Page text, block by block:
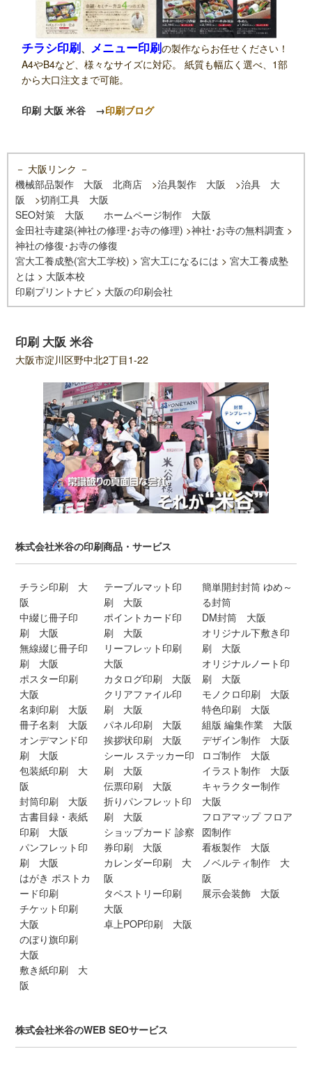
チラシ印刷、 メニュー印刷の製作ならお任せください！
A4やB4など、様々なサイズに対応。 紙質も幅広く選べ、1部
から大口注文まで可能。
印刷 大阪 米谷 →印刷ブログ
－ 大阪リンク －
機械部品製作 大阪 北商店 >治具製作 大阪 >治具 大
阪 >切削工具 大阪
SEO対策 大阪
ホームページ制作 大阪
金田社寺建築(神社の修理･お寺の修理) >神社･お寺の無料調査 >
神社の修復･お寺の修復
宮大工養成塾(宮大工学校) > 宮大工になるには > 宮大工養成塾
とは > 大阪本校
印刷プリントナビ > 大阪の印刷会社
印刷 大阪 米谷
大阪市淀川区野中北2丁目1-22
株式会社米谷の印刷商品・サービス
チラシ印刷 大
阪
中綴じ冊子印
刷 大阪
無線綴じ冊子印
刷 大阪
ポスター印刷
大阪
名刺印刷 大阪
冊子名刺 大阪
オンデマンド印
刷 大阪
包装紙印刷 大
阪
封筒印刷 大阪
古書目録・表紙
印刷 大阪
パンフレット印
刷 大阪
はがき ポストカ
ード印刷
チケット印刷
大阪
のぼり旗印刷
大阪
敷き紙印刷 大
阪
テーブルマット印
刷 大阪
ポイントカード印
刷 大阪
リーフレット印刷
大阪
カタログ印刷 大阪
クリアファイル印
刷 大阪
パネル印刷 大阪
挨拶状印刷 大阪
シール ステッカー印
刷 大阪
伝票印刷 大阪
折りパンフレット印
刷 大阪
ショップカード 診察
券印刷 大阪
カレンダー印刷 大
阪
タペストリー印刷
大阪
卓上POP印刷 大阪
簡単開封封筒 ゆめ～
る封筒
DM封筒 大阪
オリジナル下敷き印
刷 大阪
オリジナルノート印
刷 大阪
モノクロ印刷 大阪
特色印刷 大阪
組版 編集作業 大阪
デザイン制作 大阪
ロゴ制作 大阪
イラスト制作 大阪
キャラクター制作
大阪
フロアマップ フロア
図制作
看板製作 大阪
ノベルティ制作 大
阪
展示会装飾 大阪
株式会社米谷のWEB SEOサービス